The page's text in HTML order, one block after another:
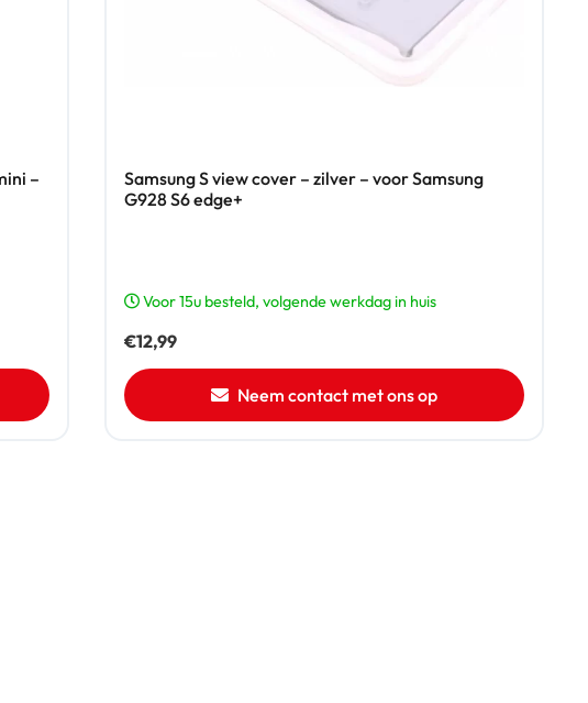
–
Samsung S view cover – zilver – voor Samsung
G928 S6 edge+
Voor 15u besteld, volgende werkdag in huis
€12,99
Neem contact met ons op